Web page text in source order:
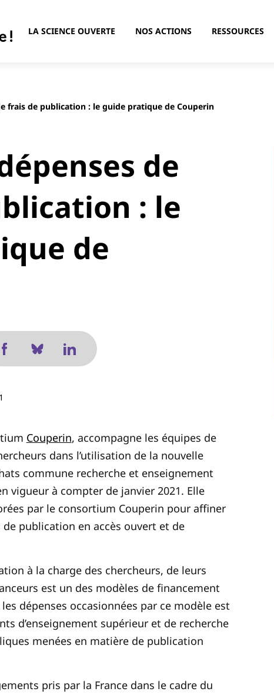
LA SCIENCE OUVERTE NOS ACTIONS RESSOURCES
frais de publication : le guide pratique de Couperin
de
: le
de
Couperin, accompagne les équipes de
dans l’utilisation de la nouvelle
commune recherche et enseignement
vigueur à compter de janvier 2021. Elle
par le consortium Couperin pour affiner
publication en accès ouvert et de
à la charge des chercheurs, de leurs
est un des modèles de financement
dépenses occasionnées par ce modèle est
d’enseignement supérieur et de recherche
menées en matière de publication
pris par la France dans le cadre du